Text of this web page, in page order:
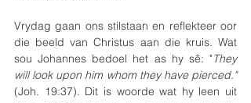
Vrydag gaan ons stilstaan en reflekteer oor
die beeld van Christus aan die kruis. Wat
sou Johannes bedoel het as hy sê: "They
will look upon him whom they have pierced."
(Joh. 19:37). Dit is woorde wat hy leen uit